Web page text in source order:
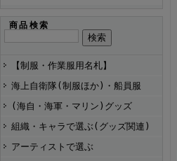
商品検索
【制服・作業服用名札】
海上自衛隊(制服ほか)・船員服
(海自・海軍・マリン)グッズ
組織・キャラで選ぶ(グッズ関連)
アーティストで選ぶ